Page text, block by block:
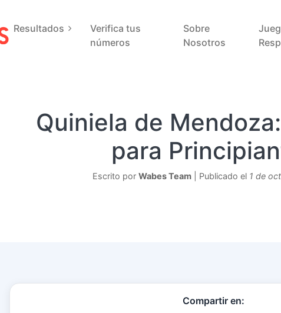
Resultados
Verifica tus
números
Sobre
Nosotros
Quiniela de
para
Escrito porWabes Team | Publicado el 1 de
Compartir en: